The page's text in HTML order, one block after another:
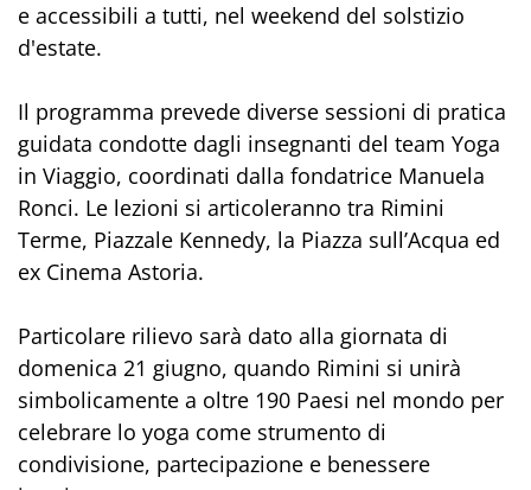
e accessibili a tutti, nel weekend del solstizio
d'estate.
Il programma prevede diverse sessioni di pratica
guidata condotte dagli insegnanti del team Yoga
in Viaggio, coordinati dalla fondatrice Manuela
Ronci. Le lezioni si articoleranno tra Rimini
Terme, Piazzale Kennedy, la Piazza sull’Acqua ed
ex Cinema Astoria.
Particolare rilievo sarà dato alla giornata di
domenica 21 giugno, quando Rimini si unirà
simbolicamente a oltre 190 Paesi nel mondo per
celebrare lo yoga come strumento di
condivisione, partecipazione e benessere